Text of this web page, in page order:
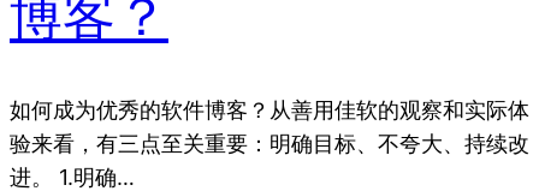
博客？
如何成为优秀的软件博客？从善用佳软的观察和实际体
验来看，有三点至关重要：明确目标、不夸大、持续改
进。 1.明确…